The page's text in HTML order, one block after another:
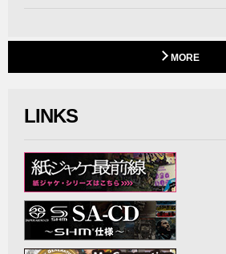
MORE
LINKS